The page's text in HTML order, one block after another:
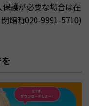
護が必要な場合は在
館時020-9991-5710)